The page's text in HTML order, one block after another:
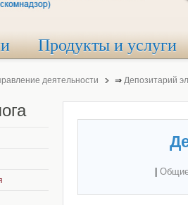
Продукты и услуги
деятельности ⇒ Депозитарий